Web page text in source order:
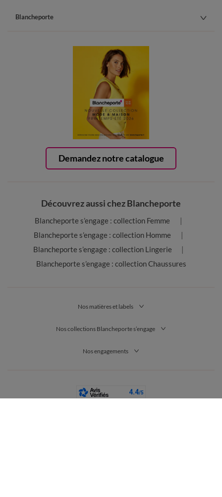
Demandez notre catalogue
Blancheporte
Découvrez aussi chez Blancheporte
Blancheporte s’engage : collection Femme
Blancheporte s’engage : collection Homme
Blancheporte s’engage : collection Lingerie
Blancheporte s’engage : collection Chaussures
Nos matières et labels
Nos collections Blancheporte s’engage
Nos engagements